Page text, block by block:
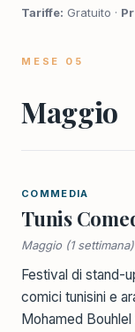
Tariffe: Gratuito ·
MESE 05
Maggio
COMMEDIA
Tunis
Maggio (1 settimana)
Festival di stand-
comici tunisini e
Mohamed